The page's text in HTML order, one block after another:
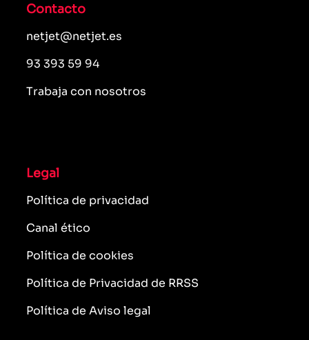
Contacto
netjet@netjet.es
93 393 59 94
Trabaja con nosotros
Legal
Política de privacidad
Canal ético
Política de cookies
Política de Privacidad de RRSS
Política de Aviso legal